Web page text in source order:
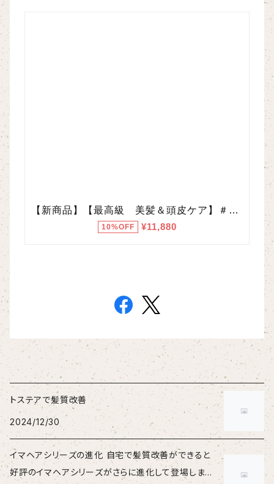
トステアで髪質改善
2024/12/30
イマヘアシリーズの進化 自宅で髪質改善ができると
好評のイマヘアシリーズがさらに進化して登場しまし